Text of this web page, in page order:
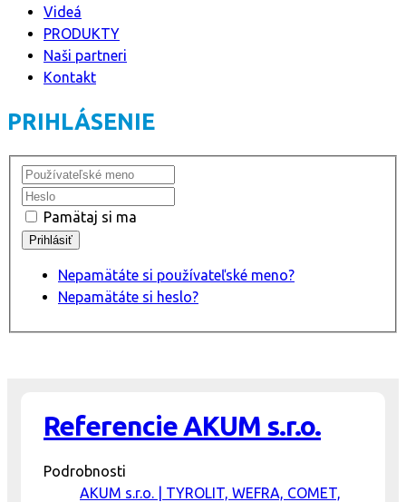
Videá
PRODUKTY
Naši partneri
Kontakt
PRIHLÁSENIE
Pamätaj si ma
Nepamätáte si používateľské meno?
Nepamätáte si heslo?
Referencie AKUM s.r.o.
Podrobnosti
AKUM s.r.o. | TYROLIT, WEFRA, COMET,